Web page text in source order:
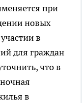
при
новых
в
для граждан
что в
в